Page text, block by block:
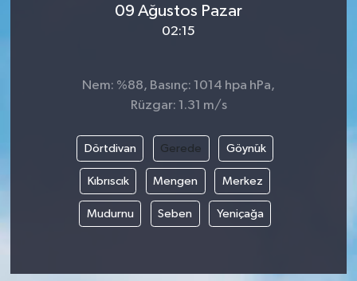
09 Ağustos Pazar
02:15
Nem: %88, Basınç: 1014 hpa hPa,
Rüzgar: 1.31 m/s
Dörtdivan Gerede Göynük
Kıbrıscık Mengen Merkez
Mudurnu Seben Yeniçağa